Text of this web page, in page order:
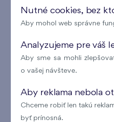
kanceláriám za
Ponúkame Vám
Pomôžeme Vám pri
poistení nehnuteľnosti.
Poskytujeme
predané byty v
Kladieme veľký dôraz
Nutné cookies, bez
Aby mohol web správne
Analyzujeme pre váš
Aby sme sa mohli
o vašej návšteve.
Aby reklama nebola
Chceme robiť len takú
byť prínosná.